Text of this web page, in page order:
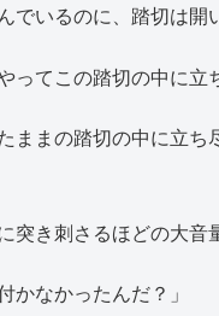
でいるのに、踏切は開
ってこの踏切の中に立
ままの踏切の中に立ち
突き刺さるほどの大音
かなかったんだ？」